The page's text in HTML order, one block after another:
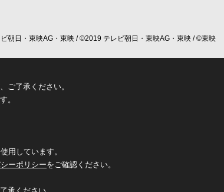
朝日・東映AG・東映 / ©2019 テレビ朝日・東映AG・東映 / ©東映
ご了承ください。
。
用しています。
ーポリシーをご確認ください。